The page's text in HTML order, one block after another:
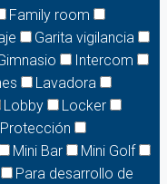
Family room
Garita vigilancia
Intercom
Lavadora
Lobby
Locker
Mini Bar
Mini Golf
Para desarrollo de